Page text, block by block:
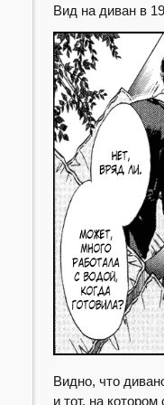
Вид на диван в
Видно, что
и тот, на